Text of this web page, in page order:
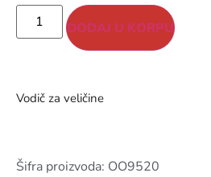
DODAJ U KORPU
Vodič za veličine
Šifra proizvoda: OO9520